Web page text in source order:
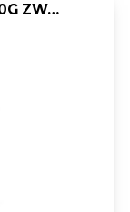
ELASTOMAP EXACOMPTA 3-FL 400G ZWART